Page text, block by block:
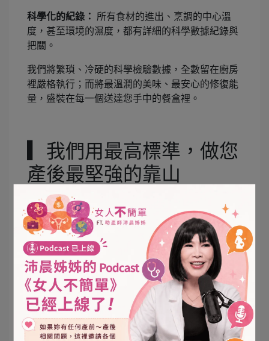
科學化的紀錄：
所有食材的進出、烹調的中心溫
度，甚至環境的濕度，都有詳細的科學數據紀錄與
把關。
我們將繁瑣、冷硬的科學檢驗數據，全數留在廚房
裡嚴格執行；而將最溫潤的美味、最安心的修復能
量，盛裝在每一個送達您手中的餐盒裡。
我們用最高標準，做您
產後最堅強的靠山
在準備迎接新生命的這段日子裡，媽咪們要煩惱的
事情已經夠多了。關於「吃得安不安全」這件事，
請放心交給榮獲國際雙認證的福韻月子餐。
我們深信，「科學化的產後照護」必須建立在絕對
安全的基礎上。結合中醫藥膳的傳統底蘊與現代食
品科學的最高標準，福韻會繼續在這座城市，為每
一位高雄坐月子的媽咪，烹調出最專業、最溫馨的
療癒膳食。
尋找值得信賴的高雄月子餐？歡迎與我們聯繫，讓